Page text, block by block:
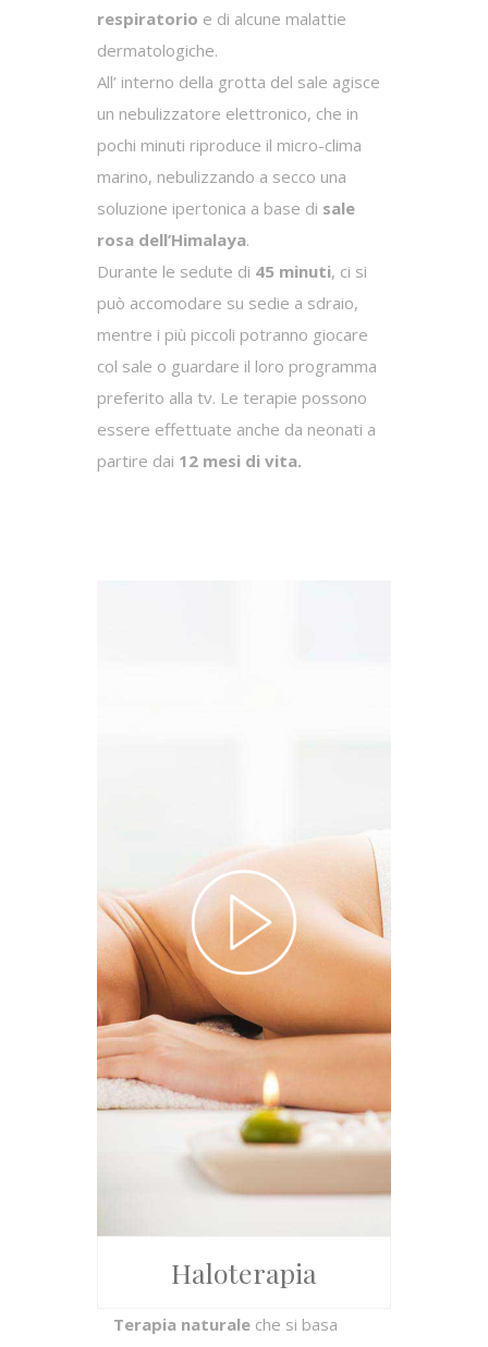
respiratorio e di alcune malattie
dermatologiche.
All’ interno della grotta del sale agisce
un nebulizzatore elettronico, che in
pochi minuti riproduce il micro-clima
marino, nebulizzando a secco una
soluzione ipertonica a base di sale
rosa dell’Himalaya.
Durante le sedute di 45 minuti, ci si
può accomodare su sedie a sdraio,
mentre i più piccoli potranno giocare
col sale o guardare il loro programma
preferito alla tv. Le terapie possono
essere effettuate anche da neonati a
partire dai 12 mesi di vita.
Haloterapia
Terapia naturale che si basa